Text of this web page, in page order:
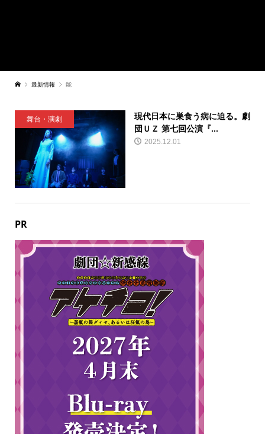
最新情報 能
舞台・演劇
現代日本に巣食う病に迫る。劇
団ＵＺ 第七回公演『...
2025.12.01
PR